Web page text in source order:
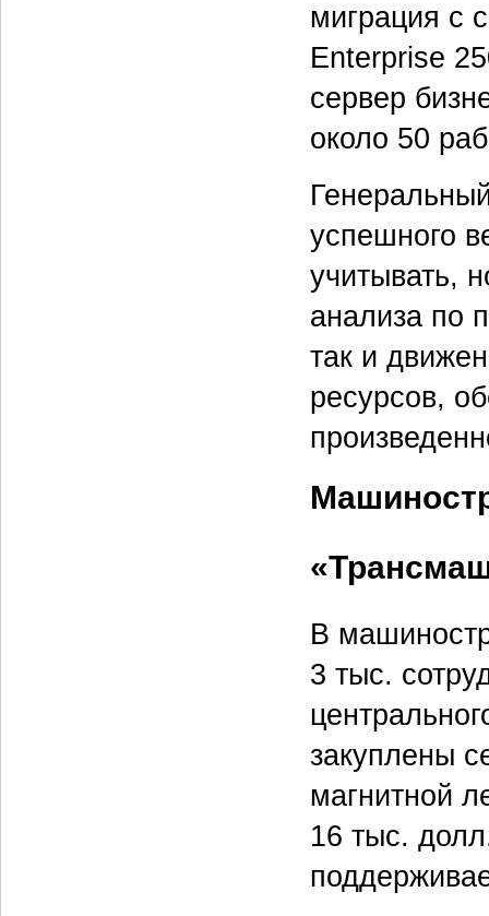
миграция с
Enterprise
сервер
около 50
успешного
учитывать,
анализа по
так и
ресурсов,
В
3 тыс.
закуплены
магнитной
16 тыс.